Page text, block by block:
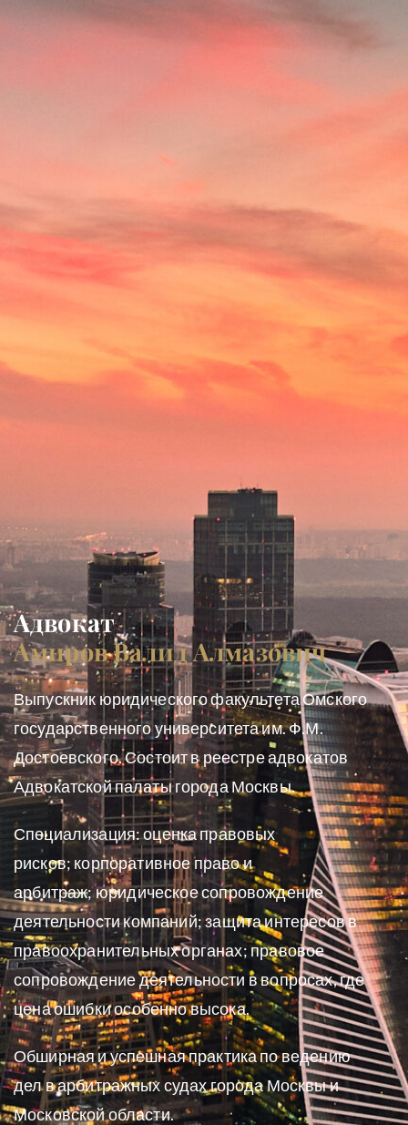
Адвокат
Амиров Валид Алмазович
Выпускник юридического факультета Омского
государственного университета им. Ф.М.
Достоевского.Состоит в реестре адвокатов
Адвокатской палаты города Москвы.
Специализация:оценка правовых
рисков; корпоративное право и
арбитраж;юридическое сопровождение
деятельности компаний;защита интересов в
правоохранительных органах;правовое
сопровождение деятельности в вопросах, где
цена ошибки особенно высока.
Обширная и успешная практика по ведению
дел в арбитражных судах города Москвы и
Московской области.